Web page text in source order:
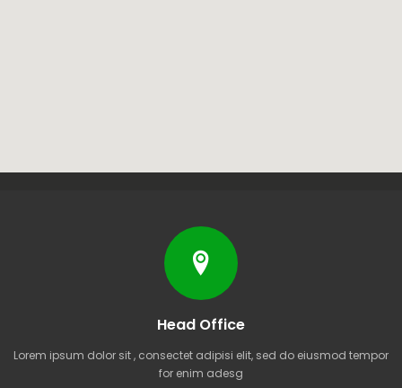
Head Office
Lorem ipsum dolor sit , consectet adipisi elit, sed do eiusmod tempor
for enim adesg